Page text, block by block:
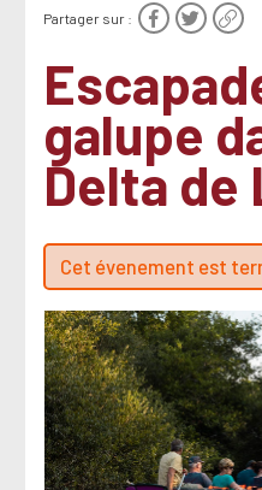
Partager sur :
galupe
Delta de
Cet évenement est